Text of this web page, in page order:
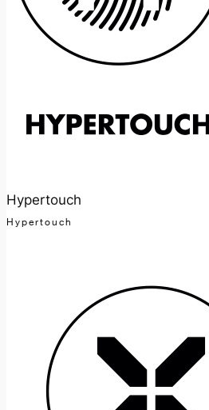
Hypertouch
Hypertouch